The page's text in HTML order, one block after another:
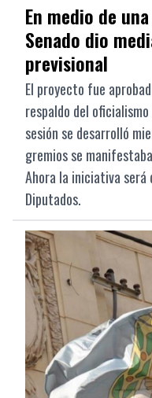
En medio de
Senado dio
previsional
El proyecto fue
respaldo del oficialismo
sesión se desarrolló
gremios se
Ahora la iniciativa será
Diputados.